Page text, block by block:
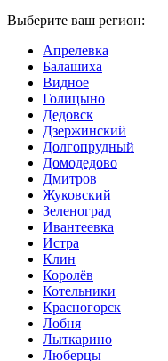
Выберите ваш регион:
Апрелевка
Балашиха
Видное
Голицыно
Дедовск
Дзержинский
Долгопрудный
Домодедово
Дмитров
Жуковский
Зеленоград
Ивантеевка
Истра
Клин
Королёв
Котельники
Красногорск
Лобня
Лыткарино
Люберцы